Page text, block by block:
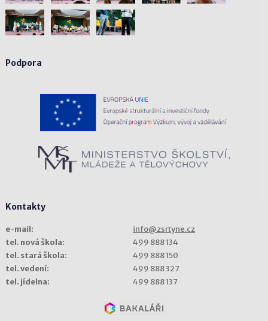
Podpora
Kontakty
e-mail:
info@zsrtyne.cz
tel. nová škola:
499 888 134
tel. stará škola:
499 888 150
tel. vedení:
499 888 327
tel. jídelna:
499 888 137